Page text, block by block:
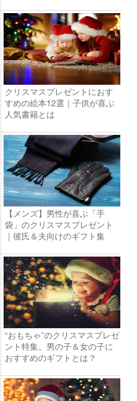
クリスマスプレゼントにおす
すめの絵本12選｜子供が喜ぶ
人気書籍とは
【メンズ】男性が喜ぶ「手
袋」のクリスマスプレゼント
｜彼氏＆夫向けのギフト集
“おもちゃ”のクリスマスプレゼ
ント特集。男の子＆女の子に
おすすめのギフトとは？